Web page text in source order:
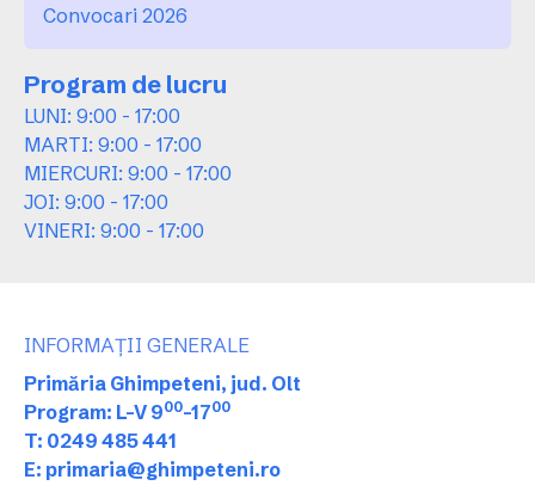
Convocari 2026
Program de lucru
LUNI: 9:00 - 17:00
MARTI: 9:00 - 17:00
MIERCURI: 9:00 - 17:00
JOI: 9:00 - 17:00
VINERI: 9:00 - 17:00
INFORMAȚII GENERALE
Primăria Ghimpeteni, jud. Olt
Program: L-V 900-1700
T: 0249 485 441
E: primaria@ghimpeteni.ro